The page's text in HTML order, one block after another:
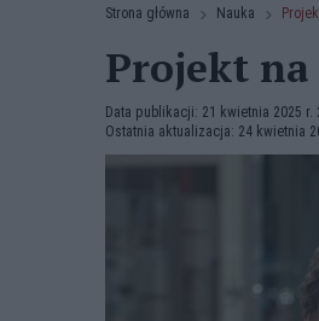
Strona główna Nauka
Projekt na
Data publikacji: 21 kwietnia 2025 r.
Ostatnia aktualizacja: 24 kwietnia